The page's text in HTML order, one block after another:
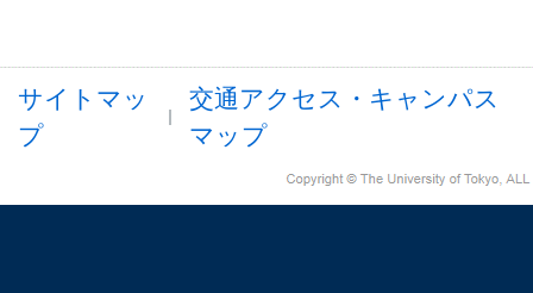
サイトマッ
プ
交通アクセス・キャンパス
マップ